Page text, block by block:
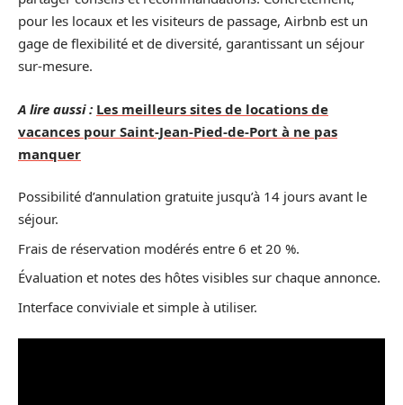
pour les locaux et les visiteurs de passage, Airbnb est un
gage de flexibilité et de diversité, garantissant un séjour
sur-mesure.
A lire aussi : Les meilleurs sites de locations de
vacances pour Saint-Jean-Pied-de-Port à ne pas
manquer
Possibilité d’annulation gratuite jusqu’à 14 jours avant le
séjour.
Frais de réservation modérés entre 6 et 20 %.
Évaluation et notes des hôtes visibles sur chaque annonce.
Interface conviviale et simple à utiliser.